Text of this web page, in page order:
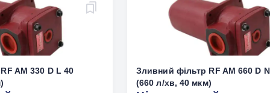
AM 330 D L 40
Зливний фільтр RF AM 660 D
(660 л/хв, 40 мкм)